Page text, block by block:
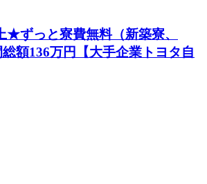
ずっと寮費無料（新築寮、
額136万円【大手企業トヨタ自